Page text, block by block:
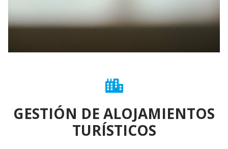
GESTIÓN DE ALOJAMIENTOS
TURÍSTICOS